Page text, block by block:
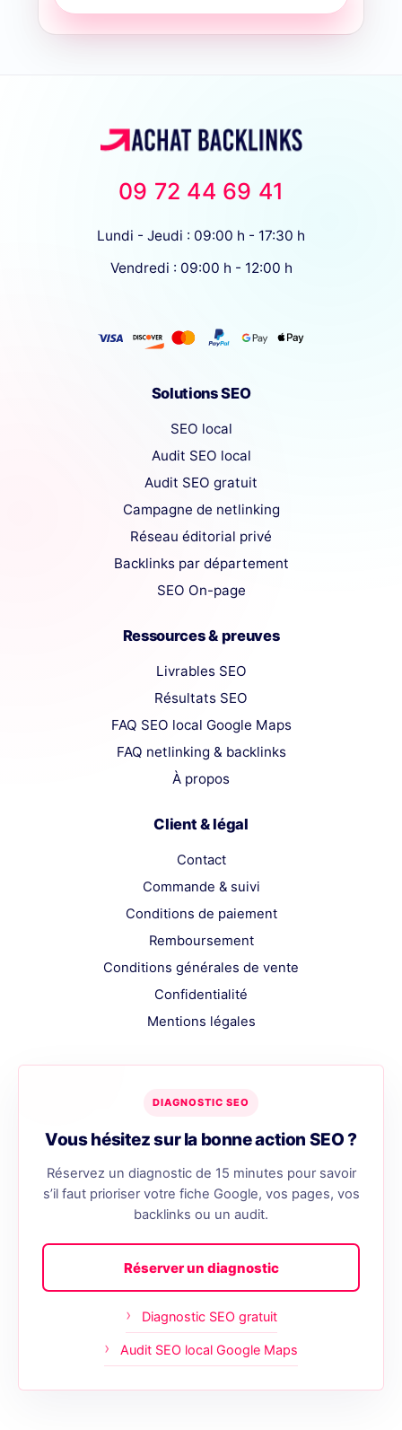
09 72 44 69 41
Lundi - Jeudi : 09:00 h - 17:30 h
Vendredi : 09:00 h - 12:00 h
Solutions SEO
SEO local
Audit SEO local
Audit SEO gratuit
Campagne de netlinking
Réseau éditorial privé
Backlinks par département
SEO On-page
Ressources & preuves
Livrables SEO
Résultats SEO
FAQ SEO local Google Maps
FAQ netlinking & backlinks
À propos
Client & légal
Contact
Commande & suivi
Conditions de paiement
Remboursement
Conditions générales de vente
Confidentialité
Mentions légales
DIAGNOSTIC SEO
Vous hésitez sur la bonne action SEO ?
Réservez un diagnostic de 15 minutes pour savoir
s’il faut prioriser votre fiche Google, vos pages, vos
backlinks ou un audit.
Réserver un diagnostic
Diagnostic SEO gratuit
Audit SEO local Google Maps